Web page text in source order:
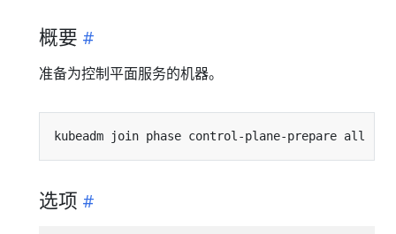
概要
准备为控制平面服务的机器。
kubeadm join phase control-plane-prepare all
选项